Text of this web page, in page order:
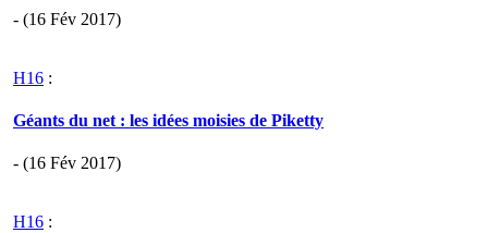
- (16 Fév 2017)
H16 :
Géants du net : les idées moisies de Piketty
- (16 Fév 2017)
H16 :